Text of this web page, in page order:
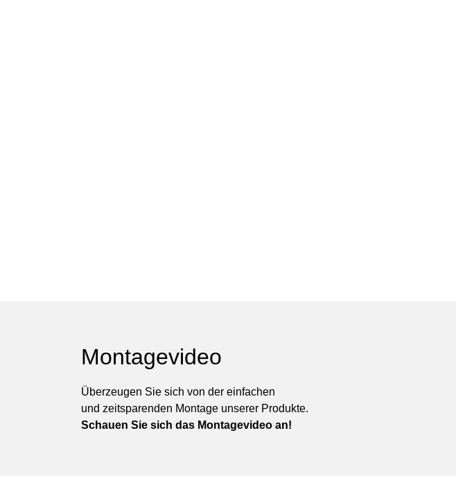
Montagevideo
Überzeugen Sie sich von der einfachen
und zeitsparenden Montage unserer Produkte.
Schauen Sie sich das Montagevideo an!